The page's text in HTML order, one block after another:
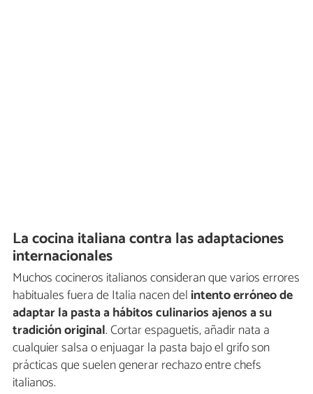
La cocina italiana contra las adaptaciones
internacionales
Muchos cocineros italianos consideran que varios errores
habituales fuera de Italia nacen del intento erróneo de
adaptar la pasta a hábitos culinarios ajenos a su
tradición original. Cortar espaguetis, añadir nata a
cualquier salsa o enjuagar la pasta bajo el grifo son
prácticas que suelen generar rechazo entre chefs
italianos.